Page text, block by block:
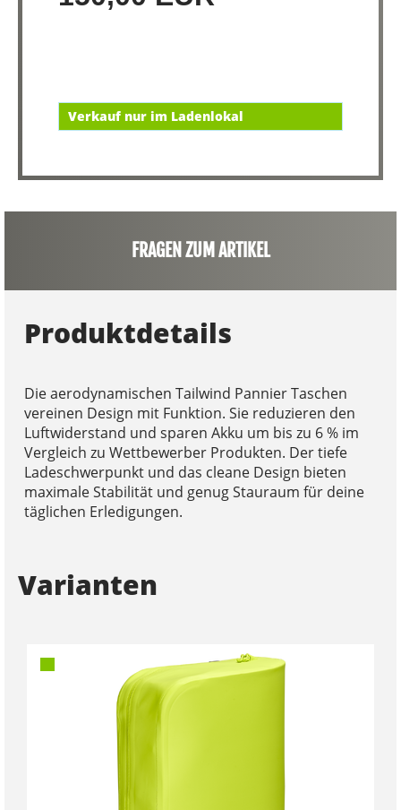
Verkauf nur im Ladenlokal
FRAGEN ZUM ARTIKEL
Produktdetails
Die aerodynamischen Tailwind Pannier Taschen
vereinen Design mit Funktion. Sie reduzieren den
Luftwiderstand und sparen Akku um bis zu 6 % im
Vergleich zu Wettbewerber Produkten. Der tiefe
Ladeschwerpunkt und das cleane Design bieten
maximale Stabilität und genug Stauraum für deine
täglichen Erledigungen.
Varianten